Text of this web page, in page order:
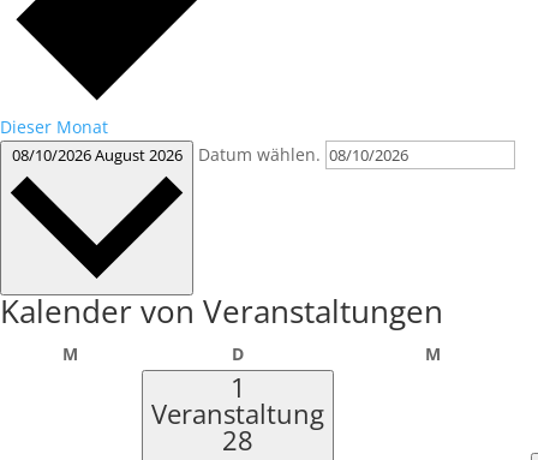
Dieser Monat
08/10/2026August 2026 Datum wählen.
Kalender von Veranstaltungen
M DDienstag MMittwoch
1
Veranstaltung
28